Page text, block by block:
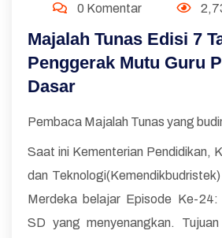
0 Komentar
Majalah Tunas Edisi 7
Penggerak Mutu Guru
Dasar
Pembaca Majalah Tunas yang
Saat ini Kementerian Pendidikan,
dan
Merdeka belajar Episode Ke-24:
SD yang menyenangkan.